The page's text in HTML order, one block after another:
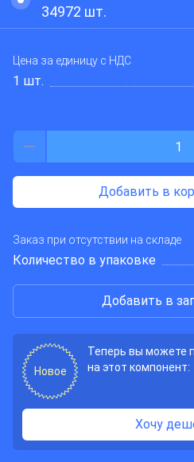
34972 шт.
Цена за единицу с НДС
1 шт.
Добавить в
Заказ при отсутствии на складе
Количество в упаковке
Добавить в
Новое
Теперь вы можете
на этот компонент:
Хочу